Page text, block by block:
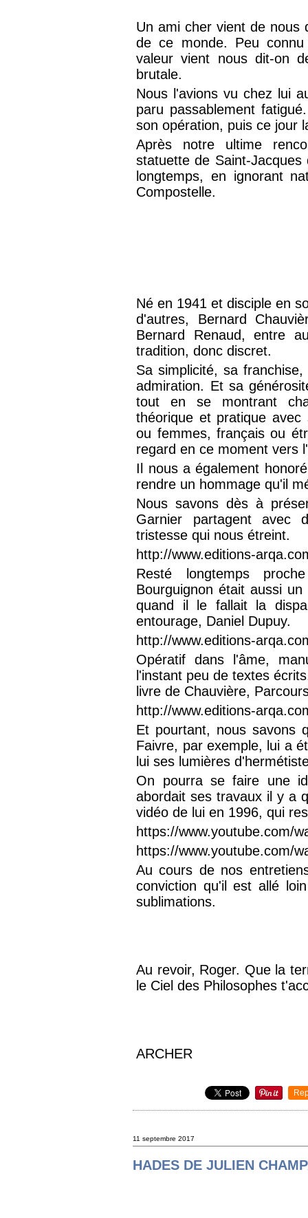
Un ami cher vient de nous
de ce monde. Peu
valeur vient nous dit-on
brutale.
Nous l'avions vu chez lui
paru passablement
son opération, puis ce jour
Après notre ultime
statuette de Saint-
longtemps, en ignorant
Compostelle.
Né en 1941 et disciple en
d'autres, Bernard
Bernard Renaud, entre
tradition, donc discret.
Sa simplicité, sa
admiration. Et sa
tout en se montrant
théorique et pratique
ou femmes, français ou
regard en ce moment vers
Il nous a également
rendre un hommage qu'il
Nous savons dès à
Garnier partagent avec
tristesse qui nous étreint.
http://www.editions-
Resté longtemps
Bourguignon était aussi
quand il le fallait la
entourage, Daniel Dupuy.
http://www.editions-
Opératif dans l'âme,
l'instant peu de textes
livre de Chauvière,
http://www.editions-
Et pourtant, nous savons
Faivre, par exemple, lui a
lui ses lumières
On pourra se faire une
abordait ses travaux il y a
vidéo de lui en 1996, qui
https://www.youtube.com/
https://www.youtube.com/
Au cours de nos
conviction qu'il est allé
sublimations.
Au revoir, Roger. Que la
le Ciel des Philosophes
ARCHER
11 septembre 2017
HADES DE JULIEN